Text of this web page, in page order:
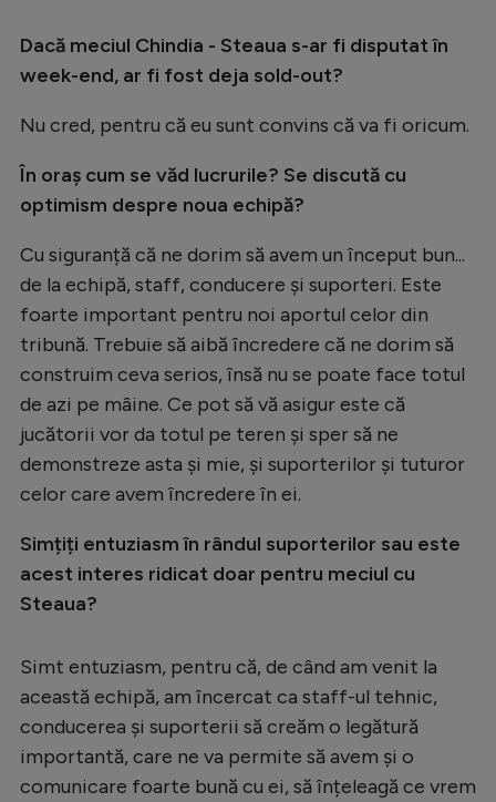
Dacă meciul Chindia - Steaua s-ar fi disputat în
week-end, ar fi fost deja sold-out?
Nu cred, pentru că eu sunt convins că va fi oricum.
În oraș cum se văd lucrurile? Se discută cu
optimism despre noua echipă?
Cu siguranță că ne dorim să avem un început bun...
de la echipă, staff, conducere și suporteri. Este
foarte important pentru noi aportul celor din
tribună. Trebuie să aibă încredere că ne dorim să
construim ceva serios, însă nu se poate face totul
de azi pe mâine. Ce pot să vă asigur este că
jucătorii vor da totul pe teren și sper să ne
demonstreze asta și mie, și suporterilor și tuturor
celor care avem încredere în ei.
Simțiți entuziasm în rândul suporterilor sau este
acest interes ridicat doar pentru meciul cu
Steaua?
Simt entuziasm, pentru că, de când am venit la
această echipă, am încercat ca staff-ul tehnic,
conducerea și suporterii să creăm o legătură
importantă, care ne va permite să avem și o
comunicare foarte bună cu ei, să înțeleagă ce vrem